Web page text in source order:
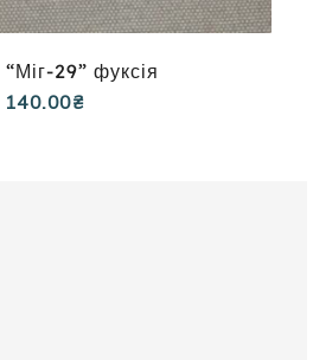
29” фуксія
140.00₴